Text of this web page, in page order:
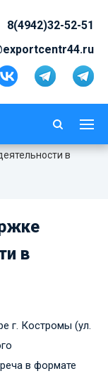
8(4942)32-52-51
В
в
в
г. Костромы (ул.
в формате